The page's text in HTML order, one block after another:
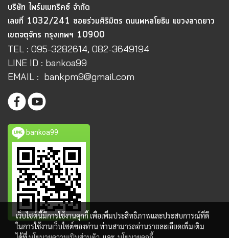
บริษัท ไพร์มเมทริคซ์ จำกัด
เลขที่ 1032/241 ซอยร่วมศิริมิตร ถนนพหลโยธิน แขวงลาดยาว
เขตจตุจักร กรุงเทพฯ 10900
TEL : 095-3282614, 082-3649194
LINE ID : bankoa99
EMAIL : bankpm9@gmail.com
bankoa99
เว็บไซต์นี้มีการใช้งานคุกกี้ เพื่อเพิ่มประสิทธิภาพและประสบการณ์ที่ดี
ในการใช้งานเว็บไซต์ของท่าน ท่านสามารถอ่านรายละเอียดเพิ่มเติม